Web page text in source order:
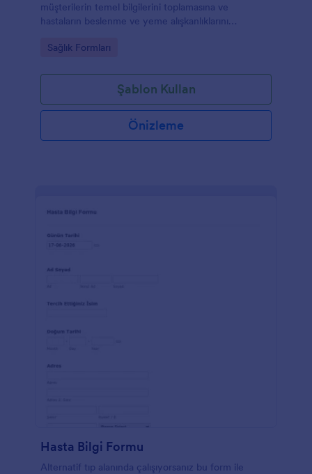
müşterilerin temel bilgilerini toplamasına ve
hastaların beslenme ve yeme alışkanlıklarını
Go to Category:
Sağlık Formları
Şablon Kullan
Önizleme
Hasta Bilgi Formu
Alternatif tıp alanında çalışıyorsanız bu form ile